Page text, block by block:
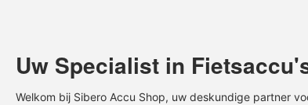
Uw Specialist in Fietsaccu
Welkom bij Sibero Accu Shop, uw deskundige partner